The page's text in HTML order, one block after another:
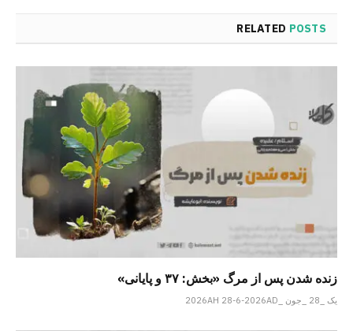
RELATED POSTS
زنده شدن پس از مرگ «بخش: ۳۷ و پایانی»
یک _28 _جون _2026AH 28-6-2026AD